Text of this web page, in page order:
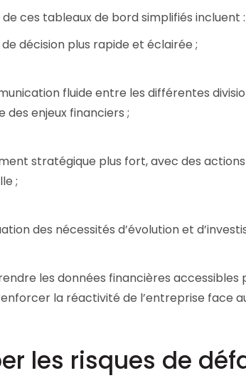
ces tableaux de bord simplifiés incluent :
décision plus rapide et éclairée ;
fluide entre les différentes
des enjeux financiers ;
stratégique plus fort, avec des
;
des nécessités d’évolution et
les données financières
la réactivité de l’entreprise face
les risques de